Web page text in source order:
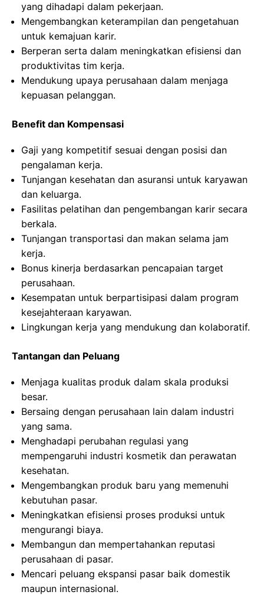
yang dihadapi dalam pekerjaan.
Mengembangkan keterampilan dan pengetahuan
untuk kemajuan karir.
Berperan serta dalam meningkatkan efisiensi dan
produktivitas tim kerja.
Mendukung upaya perusahaan dalam menjaga
kepuasan pelanggan.
Benefit dan Kompensasi
Gaji yang kompetitif sesuai dengan posisi dan
pengalaman kerja.
Tunjangan kesehatan dan asuransi untuk karyawan
dan keluarga.
Fasilitas pelatihan dan pengembangan karir secara
berkala.
Tunjangan transportasi dan makan selama jam
kerja.
Bonus kinerja berdasarkan pencapaian target
perusahaan.
Kesempatan untuk berpartisipasi dalam program
kesejahteraan karyawan.
Lingkungan kerja yang mendukung dan kolaboratif.
Tantangan dan Peluang
Menjaga kualitas produk dalam skala produksi
besar.
Bersaing dengan perusahaan lain dalam industri
yang sama.
Menghadapi perubahan regulasi yang
mempengaruhi industri kosmetik dan perawatan
kesehatan.
Mengembangkan produk baru yang memenuhi
kebutuhan pasar.
Meningkatkan efisiensi proses produksi untuk
mengurangi biaya.
Membangun dan mempertahankan reputasi
perusahaan di pasar.
Mencari peluang ekspansi pasar baik domestik
maupun internasional.